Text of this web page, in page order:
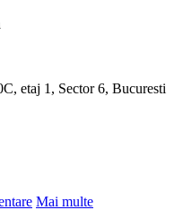
etaj 1, Sector 6, Bucuresti
Mai multe